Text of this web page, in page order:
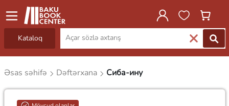
Kataloq
Əsas səhifə Dəftərxana Сиба-ину